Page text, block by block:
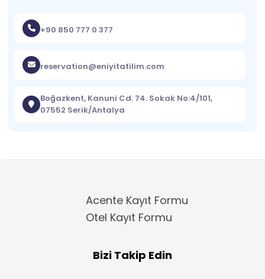
+90 850 777 0 377
reservation@eniyitatilim.com
Boğazkent, Kanuni Cd. 74. Sokak No:4/101,
07552 Serik/Antalya
Acente Kayıt Formu
Otel Kayıt Formu
Bizi Takip Edin